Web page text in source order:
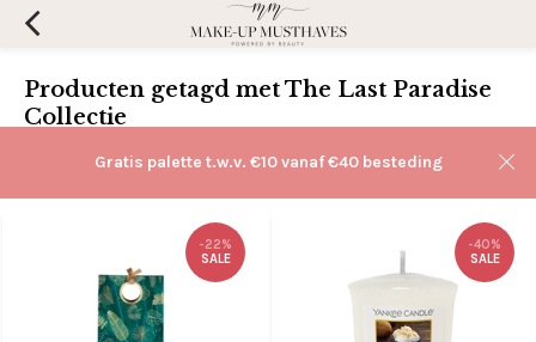
Gratis palette t.w.v. €10 vanaf €40 besteding
Producten getagd met The Last Paradise
Collectie
Filters Sorteren op:
-22%
SALE
-40%
SALE